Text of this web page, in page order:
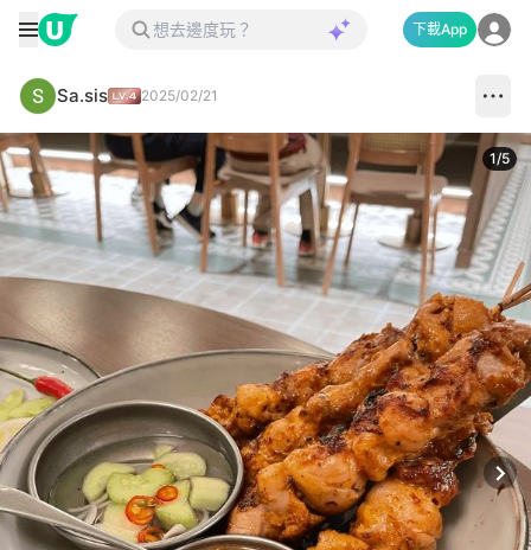
下載App
Sa.sis 2025/02/21
1/5